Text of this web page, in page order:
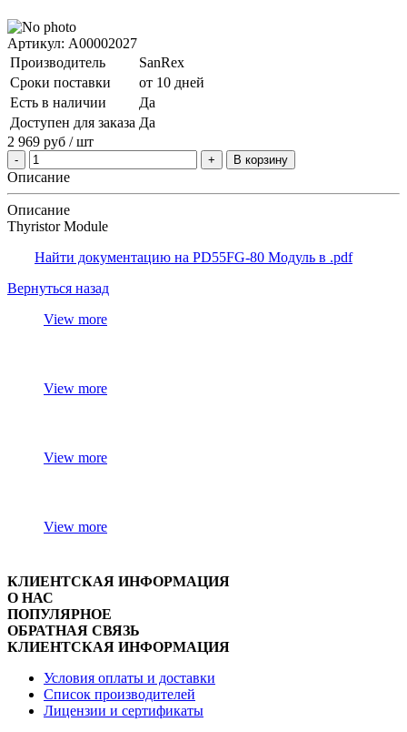
Артикул: A00002027
Производитель
SanRex
Сроки поставки
от 10 дней
Есть в наличии
Да
Доступен для заказа Да
2 969 руб / шт
В корзину
Описание
Описание
Thyristor Module
Найти документацию на PD55FG-80 Модуль в .pdf
Вернуться назад
View more
View more
View more
View more
КЛИЕНТСКАЯ ИНФОРМАЦИЯ
О НАС
ПОПУЛЯРНОЕ
ОБРАТНАЯ СВЯЗЬ
КЛИЕНТСКАЯ ИНФОРМАЦИЯ
Условия оплаты и доставки
Список производителей
Лицензии и сертификаты